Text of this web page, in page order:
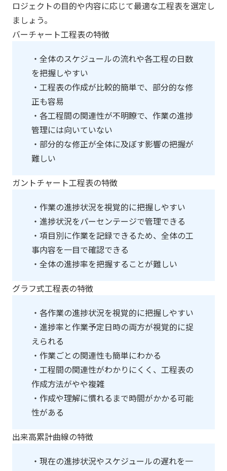
ロジェクトの目的や内容に応じて最適な工程表を選定し
ましょう。
バーチャート工程表の特徴
・全体のスケジュールの流れや各工程の日数
を把握しやすい
・工程表の作成が比較的簡単で、部分的な修
正も容易
・各工程間の関連性が不明瞭で、作業の進捗
管理には向いていない
・部分的な修正が全体に及ぼす影響の把握が
難しい
ガントチャート工程表の特徴
・作業の進捗状況を視覚的に把握しやすい
・進捗状況をパーセンテージで管理できる
・項目別に作業を記録できるため、全体の工
事内容を一目で確認できる
・全体の進捗率を把握することが難しい
グラフ式工程表の特徴
・各作業の進捗状況を視覚的に把握しやすい
・進捗率と作業予定日時の両方が視覚的に捉
えられる
・作業ごとの関連性も簡単にわかる
・工程間の関連性がわかりにくく、工程表の
作成方法がやや複雑
・作成や理解に慣れるまで時間がかかる可能
性がある
出来高累計曲線の特徴
・現在の進捗状況やスケジュールの遅れを一